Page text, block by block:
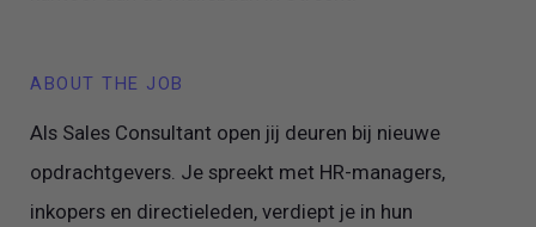
ABOUT THE JOB
Als Sales Consultant open jij deuren bij nieuwe
opdrachtgevers. Je spreekt met HR-managers,
inkopers en directieleden, verdiept je in hun